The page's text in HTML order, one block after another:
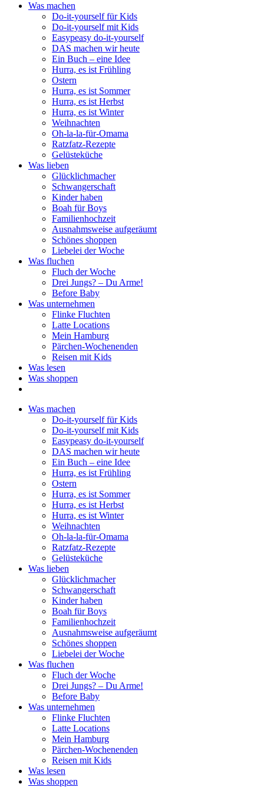
Was machen
Do-it-yourself für Kids
Do-it-yourself mit Kids
Easypeasy do-it-yourself
DAS machen wir heute
Ein Buch – eine Idee
Hurra, es ist Frühling
Ostern
Hurra, es ist Sommer
Hurra, es ist Herbst
Hurra, es ist Winter
Weihnachten
Oh-la-la-für-Omama
Ratzfatz-Rezepte
Gelüsteküche
Was lieben
Glücklichmacher
Schwangerschaft
Kinder haben
Boah für Boys
Familienhochzeit
Ausnahmsweise aufgeräumt
Schönes shoppen
Liebelei der Woche
Was fluchen
Fluch der Woche
Drei Jungs? – Du Arme!
Before Baby
Was unternehmen
Flinke Fluchten
Latte Locations
Mein Hamburg
Pärchen-Wochenenden
Reisen mit Kids
Was lesen
Was shoppen
Was machen
Do-it-yourself für Kids
Do-it-yourself mit Kids
Easypeasy do-it-yourself
DAS machen wir heute
Ein Buch – eine Idee
Hurra, es ist Frühling
Ostern
Hurra, es ist Sommer
Hurra, es ist Herbst
Hurra, es ist Winter
Weihnachten
Oh-la-la-für-Omama
Ratzfatz-Rezepte
Gelüsteküche
Was lieben
Glücklichmacher
Schwangerschaft
Kinder haben
Boah für Boys
Familienhochzeit
Ausnahmsweise aufgeräumt
Schönes shoppen
Liebelei der Woche
Was fluchen
Fluch der Woche
Drei Jungs? – Du Arme!
Before Baby
Was unternehmen
Flinke Fluchten
Latte Locations
Mein Hamburg
Pärchen-Wochenenden
Reisen mit Kids
Was lesen
Was shoppen